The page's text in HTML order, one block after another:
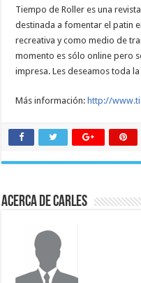
Tiempo de Roller es una
destinada a fomentar el patin
recreativa y como medio de
momento es sólo online pero
impresa. Les deseamos toda
Más información:http://
Acerca de Carles